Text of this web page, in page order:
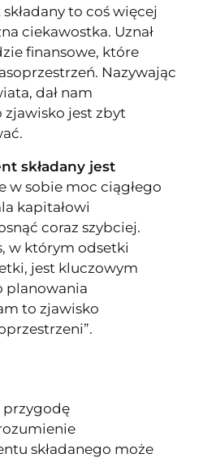
to coś więcej
ciekawostka. Uznał
finansowe, które
Nazywając
dał nam
zjawisko jest zbyt
składany jest
w sobie moc ciągłego
kapitałowi
coraz szybciej.
w którym odsetki
jest kluczowym
planowania
to zjawisko
przygodę
składanego może